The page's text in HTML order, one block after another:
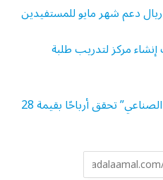
مركز لتدريب طلبة
“المجموعة السعودية للاستثمار الصناعي” تحقق أرباحًا بقيمة 28